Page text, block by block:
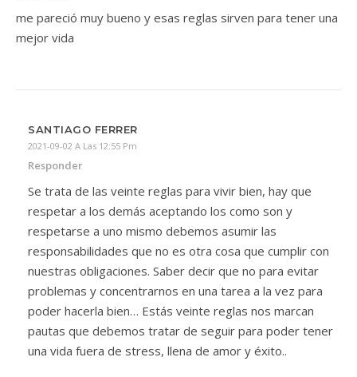
me pareció muy bueno y esas reglas sirven para tener una
mejor vida
SANTIAGO FERRER
2021-09-02 A Las 12:55 Pm
Responder
Se trata de las veinte reglas para vivir bien, hay que
respetar a los demás aceptando los como son y
respetarse a uno mismo debemos asumir las
responsabilidades que no es otra cosa que cumplir con
nuestras obligaciones. Saber decir que no para evitar
problemas y concentrarnos en una tarea a la vez para
poder hacerla bien… Estás veinte reglas nos marcan
pautas que debemos tratar de seguir para poder tener
una vida fuera de stress, llena de amor y éxito..